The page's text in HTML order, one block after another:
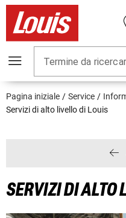
Termine da
Pagina iniziale Service
Servizi di alto livello di Louis
SERVIZI DI ALTO